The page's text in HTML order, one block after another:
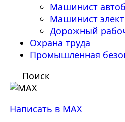
Машинист
Машинист
Дорожный
Охрана труда
Промышленная
Поиск
Написать в MAX